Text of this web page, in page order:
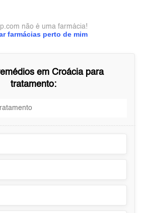
farmácias perto de mim
não é uma farmácia!
em Croáciapara
tratamento: